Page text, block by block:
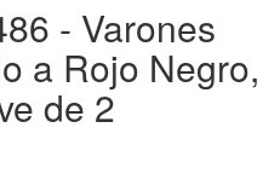
- Varones
a Rojo Negro,
de 2